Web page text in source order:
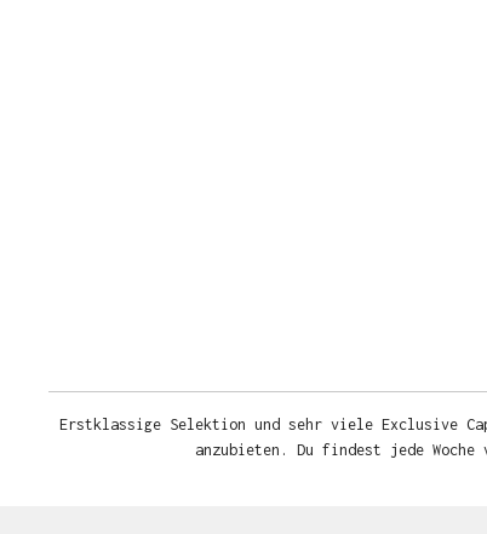
Erstklassige Selektion und sehr viele Exclusive
anzubieten. Du findest jede